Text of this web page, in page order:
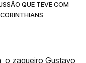
QUE TEVE COM
o zagueiro Gustavo